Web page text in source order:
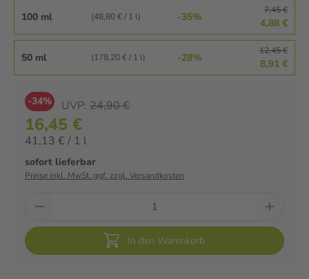
100 ml (48,80 € / 1 l) -35%
7,45 €
4,88 €
50 ml (178,20 € / 1 l) -28%
12,45 €
8,91 €
-34% UVP: 24,90 €
16,45 €
41,13 € / 1 l
sofort lieferbar
Preise inkl. MwSt. ggf. zzgl. Versandkosten
In den Warenkorb